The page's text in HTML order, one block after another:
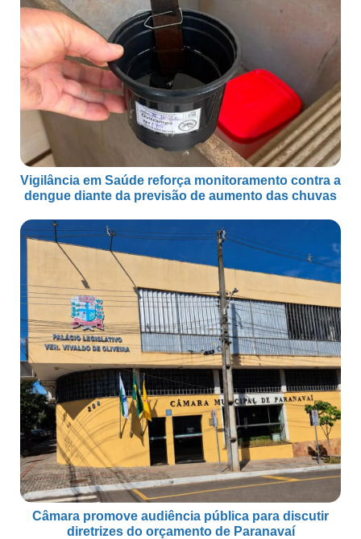
Vigilância em Saúde reforça monitoramento contra a
dengue diante da previsão de aumento das chuvas
Câmara promove audiência pública para discutir
diretrizes do orçamento de Paranavaí